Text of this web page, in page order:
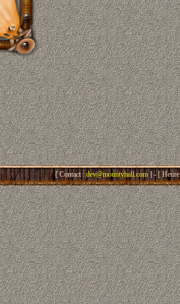
[ Contact : dev@mountyhall.com] - [ Heure